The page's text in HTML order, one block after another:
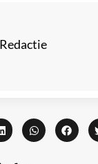
Redactie